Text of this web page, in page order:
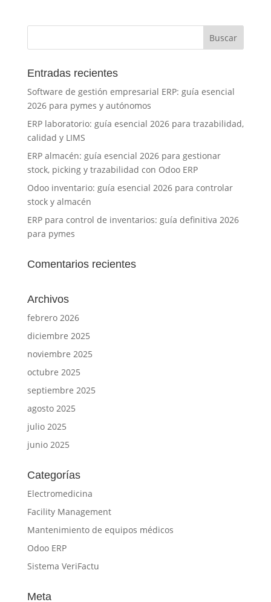
Entradas recientes
Software de gestión empresarial ERP: guía esencial
2026 para pymes y autónomos
ERP laboratorio: guía esencial 2026 para trazabilidad,
calidad y LIMS
ERP almacén: guía esencial 2026 para gestionar
stock, picking y trazabilidad con Odoo ERP
Odoo inventario: guía esencial 2026 para controlar
stock y almacén
ERP para control de inventarios: guía definitiva 2026
para pymes
Comentarios recientes
Archivos
febrero 2026
diciembre 2025
noviembre 2025
octubre 2025
septiembre 2025
agosto 2025
julio 2025
junio 2025
Categorías
Electromedicina
Facility Management
Mantenimiento de equipos médicos
Odoo ERP
Sistema VeriFactu
Meta